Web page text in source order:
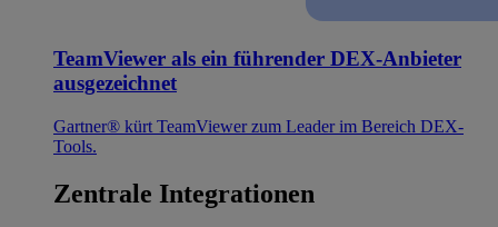
TeamViewer als ein führender DEX-Anbieter
ausgezeichnet
Gartner® kürt TeamViewer zum Leader im Bereich DEX-
Tools.
Zentrale Integrationen